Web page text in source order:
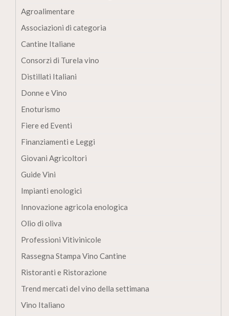
Agroalimentare
Associazioni di categoria
Cantine Italiane
Consorzi di Turela vino
Distillati Italiani
Donne e Vino
Enoturismo
Fiere ed Eventi
Finanziamenti e Leggi
Giovani Agricoltori
Guide Vini
Impianti enologici
Innovazione agricola enologica
Olio di oliva
Professioni Vitivinicole
Rassegna Stampa Vino Cantine
Ristoranti e Ristorazione
Trend mercati del vino della settimana
Vino Italiano